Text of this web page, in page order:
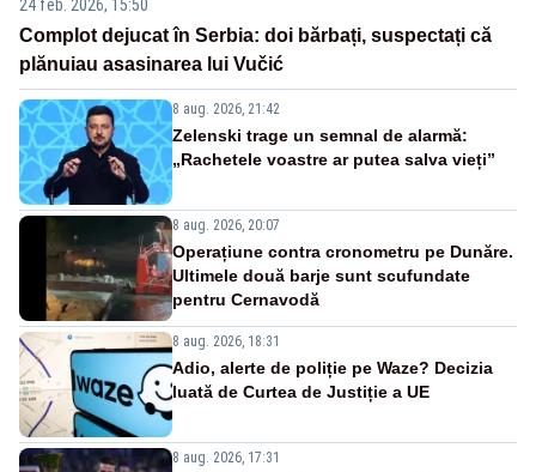
24 feb. 2026, 15:50
Complot dejucat în Serbia: doi bărbați, suspectați că
plănuiau asasinarea lui Vučić
8 aug. 2026, 21:42
Zelenski trage un semnal de alarmă:
„Rachetele voastre ar putea salva vieți”
8 aug. 2026, 20:07
Operațiune contra cronometru pe Dunăre.
Ultimele două barje sunt scufundate
pentru Cernavodă
8 aug. 2026, 18:31
Adio, alerte de poliție pe Waze? Decizia
luată de Curtea de Justiție a UE
8 aug. 2026, 17:31